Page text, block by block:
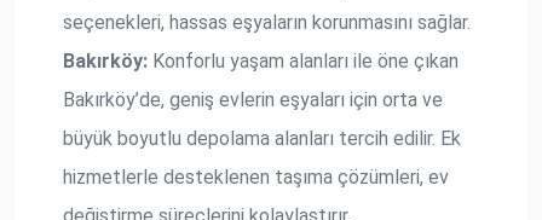
seçenekleri, hassas eşyaların korunmasını sağlar.
Bakırköy: Konforlu yaşam alanları ile öne çıkan
Bakırköy’de, geniş evlerin eşyaları için orta ve
büyük boyutlu depolama alanları tercih edilir. Ek
hizmetlerle desteklenen taşıma çözümleri, ev